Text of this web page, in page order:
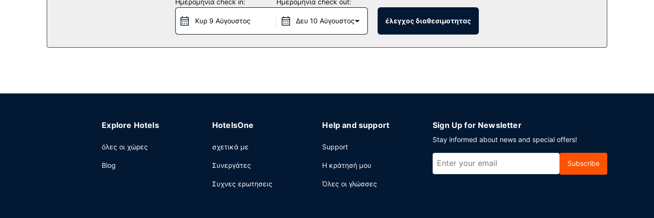
επισκέπτες μπορούν να πάρουν το λεωφορειάκι (επιπλέον χρέωση) που καλύπτει αποστάσεις 3.00 χλμ..
Απολαύστε ένα καταπληκτικό γεύμα στο εστιατόριο, το οποίο εξυπηρετεί τους επισκέπτες σε αυτό το κατάλυμα (Albirondack Park Camping Lodge and Spa).
Χαλαρώστε στο τέλος της μέρας με ένα ποτό στο μπαρ/lounge. Με επιπλέον χρέωση είναι διαθέσιμο πρωινό (ευρωπαϊκό) καθημερινά μεταξύ 9:00 π.μ. - 11:00
Ημερομηνία check in:
Κυρ 9 Αύγουστος
Ημερομηνία check out:
Δευ 10 Αύγουστος έλεγχος διαθεσιμοτητας
Explore Hotels
όλες οι χώρες
Blog
HotelsOne
σχετικά με
Συνεργάτες
Συχνες ερωτησεις
Help and support
Support
Η κράτησή μου
Όλες οι γλώσσες
Sign Up for Newsletter
Stay informed about news and special offers!
Subscribe